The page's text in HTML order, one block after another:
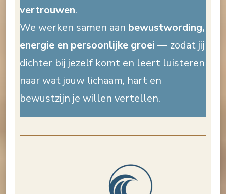
vertrouwen.
We werken samen aan bewustwording,
energie en persoonlijke groei — zodat jij
dichter bij jezelf komt en leert luisteren
naar wat jouw lichaam, hart en
bewustzijn je willen vertellen.